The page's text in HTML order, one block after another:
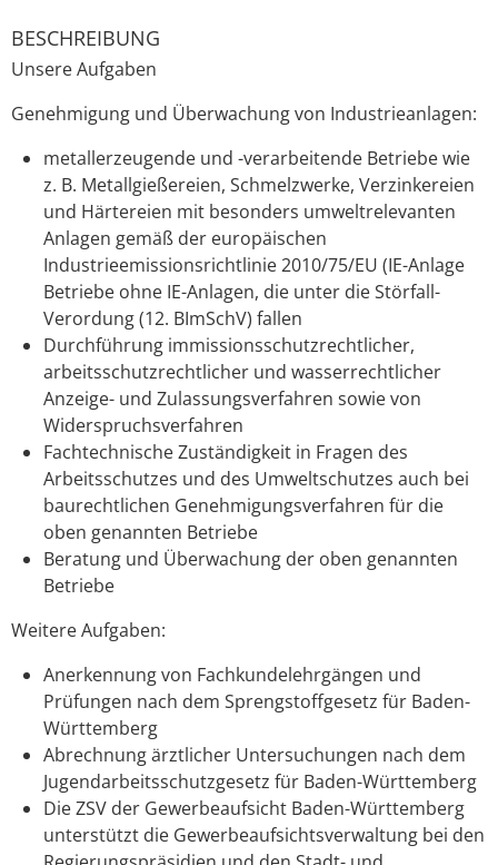
BESCHREIBUNG
Unsere Aufgaben
Genehmigung und Überwachung von Industrieanlagen:
metallerzeugende und -verarbeitende Betriebe wie
z. B. Metallgießereien, Schmelzwerke, Verzinkereien
und Härtereien mit besonders umweltrelevanten
Anlagen gemäß der europäischen
Industrieemissionsrichtlinie 2010/75/EU (IE-Anlage
Betriebe ohne IE-Anlagen, die unter die Störfall-
Verordung (12. BImSchV) fallen
Durchführung immissionsschutzrechtlicher,
arbeitsschutzrechtlicher und wasserrechtlicher
Anzeige- und Zulassungsverfahren sowie von
Widerspruchsverfahren
Fachtechnische Zuständigkeit in Fragen des
Arbeitsschutzes und des Umweltschutzes auch bei
baurechtlichen Genehmigungsverfahren für die
oben genannten Betriebe
Beratung und Überwachung der oben genannten
Betriebe
Weitere Aufgaben:
Anerkennung von Fachkundelehrgängen und
Prüfungen nach dem Sprengstoffgesetz für Baden-
Württemberg
Abrechnung ärztlicher Untersuchungen nach dem
Jugendarbeitsschutzgesetz für Baden-Württemberg
Die ZSV der Gewerbeaufsicht Baden-Württemberg
unterstützt die Gewerbeaufsichtsverwaltung bei den